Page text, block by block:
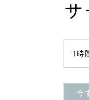
サ
1時
今